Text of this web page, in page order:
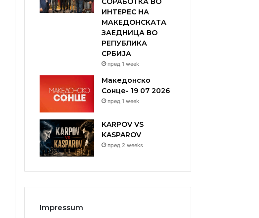
ИНТЕРЕС НА
МАКЕДОНСКАТА
ЗАЕДНИЦА ВО
РЕПУБЛИКА
СРБИЈА
пред 1 week
Македонско
Сонце- 19 07 2026
пред 1 week
KARPOV VS
KASPAROV
пред 2 weeks
Impressum